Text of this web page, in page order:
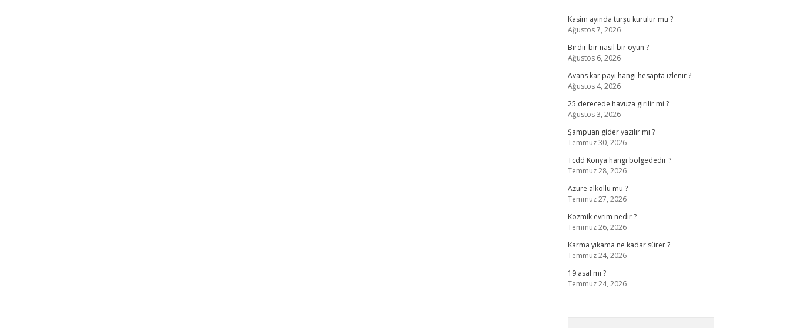
Kasim ayında turşu kurulur mu ?
Ağustos 7, 2026
Birdir bir nasıl bir oyun ?
Ağustos 6, 2026
Avans kar payı hangi hesapta izlenir ?
Ağustos 4, 2026
25 derecede havuza girilir mi ?
Ağustos 3, 2026
Şampuan gider yazılır mı ?
Temmuz 30, 2026
Tcdd Konya hangi bölgededir ?
Temmuz 28, 2026
Azure alkollü mü ?
Temmuz 27, 2026
Kozmik evrim nedir ?
Temmuz 26, 2026
Karma yıkama ne kadar sürer ?
Temmuz 24, 2026
19 asal mı ?
Temmuz 24, 2026